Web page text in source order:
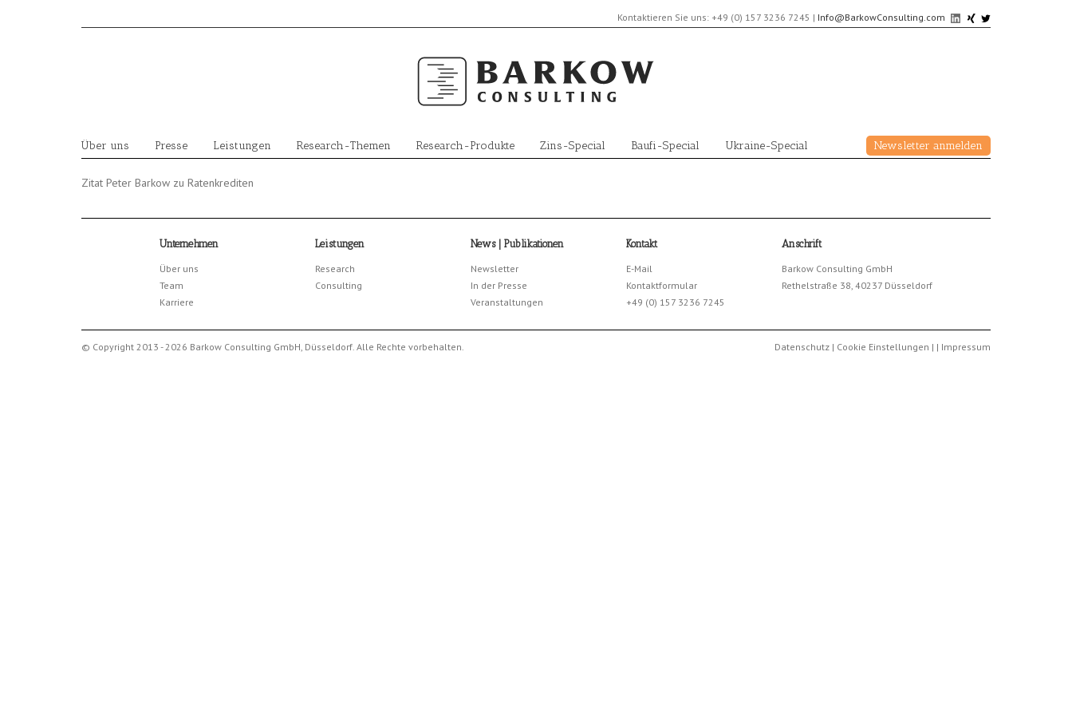
Kontaktieren Sie uns: +49 (0) 157 3236 7245 | Info@BarkowConsulting.com
Über uns Presse Leistungen Research-Themen Research-Produkte Zins-Special Baufi-Special Ukraine-Special Newsletter anmelden
Zitat Peter Barkow zu Ratenkrediten
Unternehmen
Über uns
Team
Karriere
Leistungen
Research
Consulting
News | Publikationen
Newsletter
In der Presse
Veranstaltungen
Kontakt
E-Mail
Kontaktformular
+49 (0) 157 3236 7245
Anschrift
Barkow Consulting GmbH
Rethelstraße 38, 40237 Düsseldorf
© Copyright 2013 - 2026 Barkow Consulting GmbH, Düsseldorf. Alle Rechte vorbehalten. Datenschutz | Cookie Einstellungen | | Impressum